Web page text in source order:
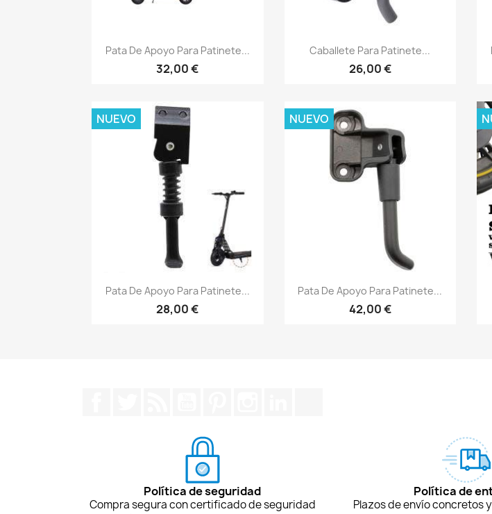
Vista rápida
Pata De Apoyo Para Patinete...
32,00 €
Vista rápida
Caballete Para Patinete...
26,00 €
Vista rápida
Pata De Apoyo Para Patinete...
28,00 €
NUEVO
Vista rápida
Pata De Apoyo Para Patinete...
42,00 €
NUEVO
Política de seguridad
Compra segura con certificado de seguridad
Política de
Plazos de envío concretos